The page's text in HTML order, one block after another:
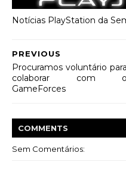
Notícias PlayStation da
PREVIOUS
Procuramos voluntário para
colaborar com o
GameForces
COMMENTS
Sem Comentários: